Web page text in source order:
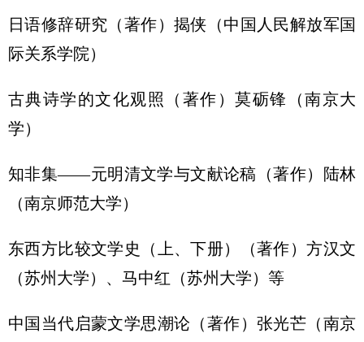
日语修辞研究（著作）揭侠（中国人民解放军国
际关系学院）
古典诗学的文化观照（著作）莫砺锋（南京大
学）
知非集——元明清文学与文献论稿（著作）陆林
（南京师范大学）
东西方比较文学史（上、下册）（著作）方汉文
（苏州大学）、马中红（苏州大学）等
中国当代启蒙文学思潮论（著作）张光芒（南京